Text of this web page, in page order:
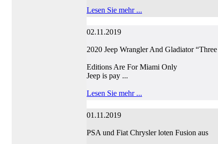
Lesen Sie mehr ...
02.11.2019
2020 Jeep Wrangler And Gladiator
Editions Are For Miami Only
Jeep is pay ...
Lesen Sie mehr ...
01.11.2019
PSA und Fiat Chrysler loten Fusion aus